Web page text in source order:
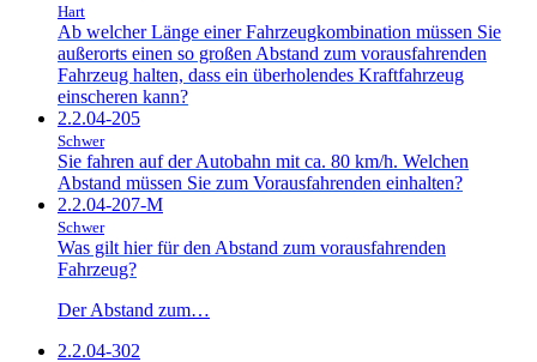
Hart
Ab welcher Länge einer Fahrzeugkombination müssen Sie
außerorts einen so großen Abstand zum vorausfahrenden
Fahrzeug halten, dass ein überholendes Kraftfahrzeug
einscheren kann?
2.2.04-205
Schwer
Sie fahren auf der Autobahn mit ca. 80 km/h. Welchen
Abstand müssen Sie zum Vorausfahrenden einhalten?
2.2.04-207-M
Schwer
Was gilt hier für den Abstand zum vorausfahrenden
Fahrzeug?
Der Abstand zum…
2.2.04-302